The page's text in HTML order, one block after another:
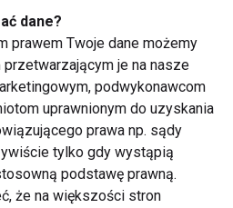
dane?
prawem Twoje dane możemy
je na nasze
podwykonawcom
uprawnionym do uzyskania
prawa np. sądy
tylko gdy wystąpią
podstawę prawną.
że na większości stron